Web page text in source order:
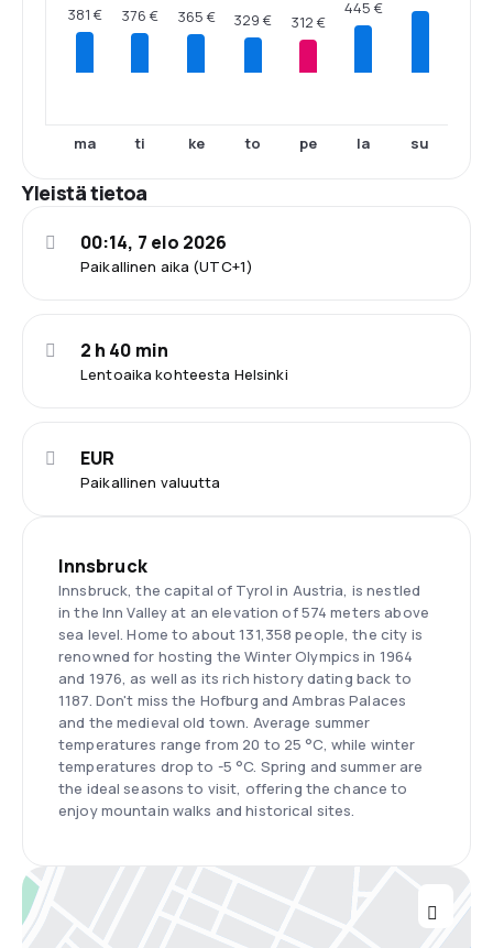
381 €
ma
376 €
ti
365 €
ke
329 €
to
312 €
pe
445 €
la su
Yleistä tietoa
Paikallinen aika (UTC+1)
00:14, 7 elo 2026
Lentoaika kohteesta Helsinki
2 h 40 min
Paikallinen valuutta
EUR
Innsbruck
Innsbruck, the capital of Tyrol in Austria, is nestled
in the Inn Valley at an elevation of 574 meters above
sea level. Home to about 131,358 people, the city is
renowned for hosting the Winter Olympics in 1964
and 1976, as well as its rich history dating back to
1187. Don't miss the Hofburg and Ambras Palaces
and the medieval old town. Average summer
temperatures range from 20 to 25 °C, while winter
temperatures drop to -5 °C. Spring and summer are
the ideal seasons to visit, offering the chance to
enjoy mountain walks and historical sites.